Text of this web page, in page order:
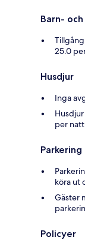
Barn-
25.0
Husdjur
Inga
per
Parkering
köra ut
Gäster
Policyer